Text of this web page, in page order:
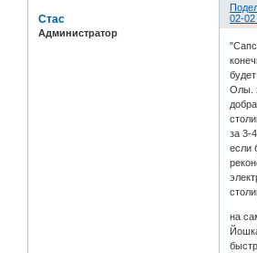
02-02
Стас
Администратор
Олы.
за 3-
если
на